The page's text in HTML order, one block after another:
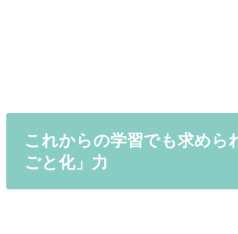
これからの学習でも求めら
ごと化」力